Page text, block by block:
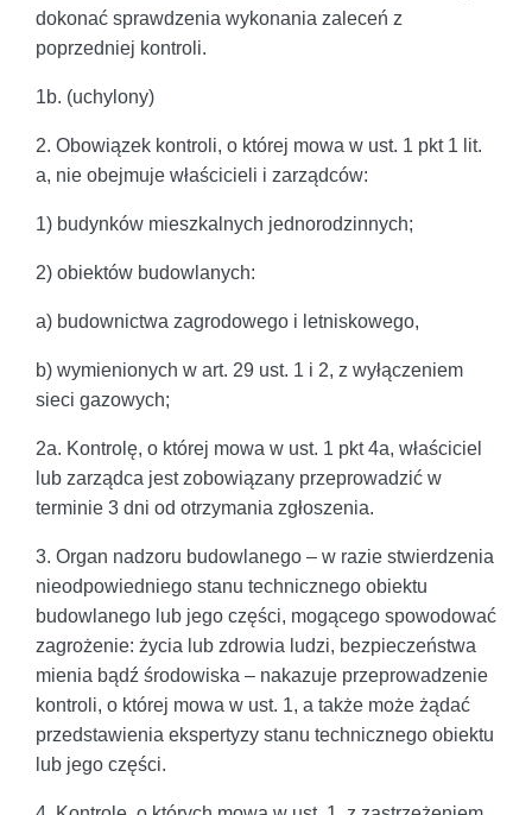
dokonać sprawdzenia wykonania zaleceń z
poprzedniej kontroli.
1b. (uchylony)
2. Obowiązek kontroli, o której mowa w ust. 1 pkt 1 lit.
a, nie obejmuje właścicieli i zarządców:
1) budynków mieszkalnych jednorodzinnych;
2) obiektów budowlanych:
a) budownictwa zagrodowego i letniskowego,
b) wymienionych w art. 29 ust. 1 i 2, z wyłączeniem
sieci gazowych;
2a. Kontrolę, o której mowa w ust. 1 pkt 4a, właściciel
lub zarządca jest zobowiązany przeprowadzić w
terminie 3 dni od otrzymania zgłoszenia.
3. Organ nadzoru budowlanego – w razie stwierdzenia
nieodpowiedniego stanu technicznego obiektu
budowlanego lub jego części, mogącego spowodować
zagrożenie: życia lub zdrowia ludzi, bezpieczeństwa
mienia bądź środowiska – nakazuje przeprowadzenie
kontroli, o której mowa w ust. 1, a także może żądać
przedstawienia ekspertyzy stanu technicznego obiektu
lub jego części.